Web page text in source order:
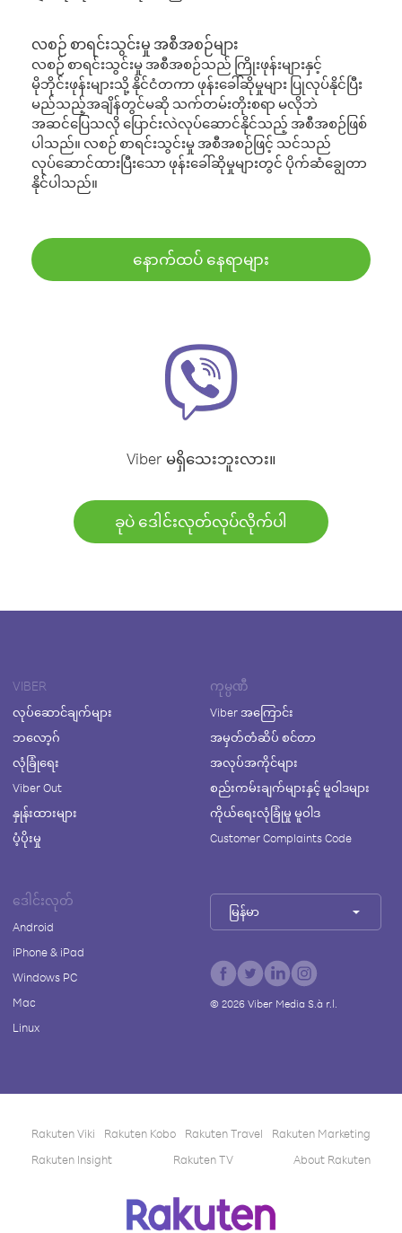
လစဉ် စာရင်းသွင်းမှု အစီအစဉ်များ
လစဉ် စာရင်းသွင်းမှု အစီအစဉ်သည် ကြိုးဖုန်းများနှင့်
မိုဘိုင်းဖုန်းများသို့ နိုင်ငံတကာ ဖုန်းခေါ်ဆိုမှုများ ပြုလုပ်နိုင်ပြီး
မည်သည့်အချိန်တွင်မဆို သက်တမ်းတိုးစရာ မလိုဘဲ
အဆင်ပြေသလို ပြောင်းလဲလုပ်ဆောင်နိုင်သည့် အစီအစဉ်ဖြစ်
ပါသည်။ လစဉ် စာရင်းသွင်းမှု အစီအစဉ်ဖြင့် သင်သည်
လုပ်ဆောင်ထားပြီးသော ဖုန်းခေါ်ဆိုမှုများတွင် ပိုက်ဆံချွေတာ
နိုင်ပါသည်။
နောက်ထပ် နေရာများ
Viber မရှိသေးဘူးလား။
ခုပဲ ဒေါင်းလုတ်လုပ်လိုက်ပါ
VIBER
လုပ်ဆောင်ချက်များ
ဘလော့ဂ်
လုံခြုံရေး
Viber Out
နှုန်းထားများ
ပံ့ပိုးမှု
ကုမ္ပဏီ
Viber အကြောင်း
အမှတ်တံဆိပ် စင်တာ
အလုပ်အကိုင်များ
စည်းကမ်းချက်များနှင့် မူဝါဒများ
ကိုယ်ရေးလုံခြုံမှု မူဝါဒ
Customer Complaints Code
ဒေါင်းလုတ်
Android
iPhone & iPad
Windows PC
Mac
Linux
မြန်မာ
© 2026Viber Media S.à r.l.
Rakuten Viki Rakuten Kobo Rakuten Travel
Rakuten Marketing
Rakuten Insight
Rakuten TV About Rakuten